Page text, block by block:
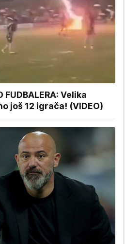
FUDBALERA: Velika
još 12 igrača! (VIDEO)